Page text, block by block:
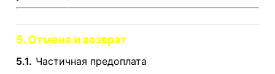
5. Отмена и возврат
5.1. Частичная предоплата